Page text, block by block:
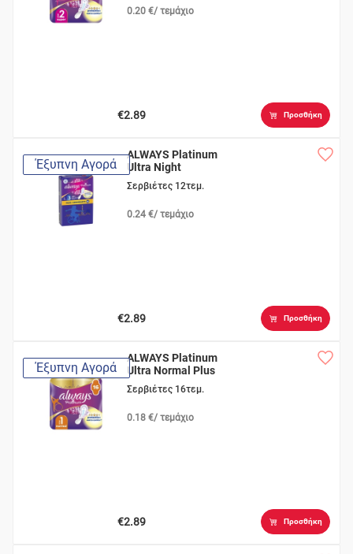
0.20 €/ τεμάχιο
€2.89 Προσθήκη
Έξυπνη Αγορά
ALWAYS Platinum
Ultra Night
Σερβιέτες 12τεμ.
0.24 €/ τεμάχιο
€2.89 Προσθήκη
Έξυπνη Αγορά
ALWAYS Platinum
Ultra Normal Plus
Σερβιέτες 16τεμ.
0.18 €/ τεμάχιο
€2.89 Προσθήκη